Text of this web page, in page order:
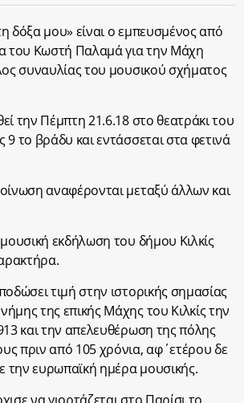
δόξα μου» είναι ο εμπευσμένος από
του Κωστή Παλαμά για την Μάχη
συναυλίας του μουσικού σχήματος
την Πέμπτη 21.6.18 στο θεατράκι του
9 το βράδυ και εντάσσεται στα φετινά
αναφέρονται μεταξύ άλλων και
εκδήλωση του δήμου Κιλκίς
τιμή στην ιστορικής σημασίας
της επικής Μάχης του Κιλκίς την
και την απελευθέρωση της πόλης
πριν από 105 χρόνια, αφ΄ετέρου δε
την ευρωπαϊκή ημέρα μουσικής.
να γιορτάζεται στο Παρίσι το